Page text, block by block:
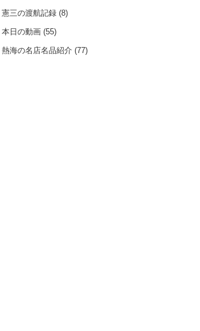
憲三の渡航記録(8)
本日の動画(55)
熱海の名店名品紹介(77)